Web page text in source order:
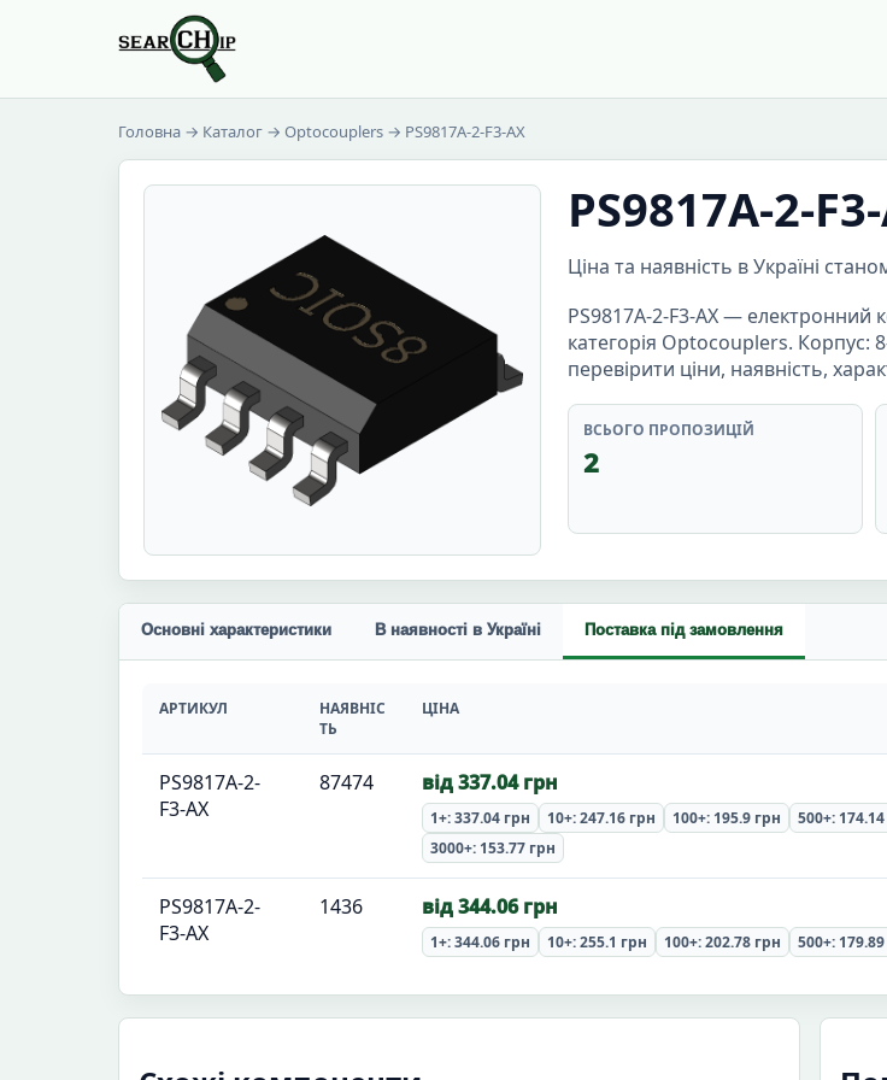
Головна → Каталог → Optocouplers → PS9817A-2-F3-AX
PS9817A-2-
Ціна та наявність в Україні
PS9817A-2-F3-AX —
категорія Optocouplers. Корпус:
перевірити ціни, наявність,
ВСЬОГО ПРОПОЗИЦІЙ
2
Основні характеристики В наявності в Україні Поставка під замовлення
АРТИКУЛ
НАЯВНІС
ТЬ
ЦІНА
PS9817A-2-
F3-AX
87474 від 337.04 грн
1+: 337.04 грн 10+: 247.16 грн 100+: 195.9 грн 500+:
3000+: 153.77 грн
PS9817A-2-
F3-AX
1436 від 344.06 грн
1+: 344.06 грн 10+: 255.1 грн 100+: 202.78 грн 500+: